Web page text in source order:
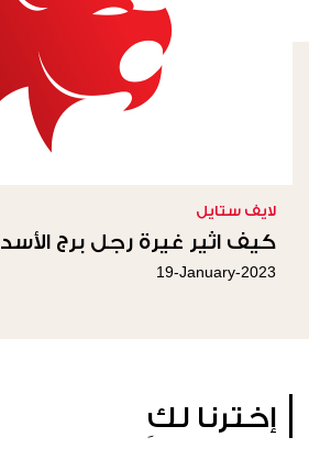
لايف ستايل
كيف اثير غيرة رجل برج الأسد
19-January-2023
إخترنا لكِ